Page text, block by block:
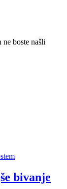
boste našli
bivanje